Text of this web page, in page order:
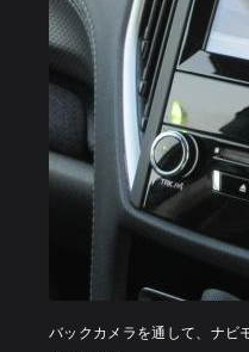
バックカメラを通して、ナビ